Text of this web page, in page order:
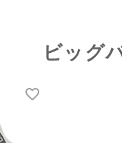
ビッグ